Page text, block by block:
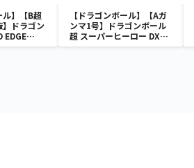
ル】【B超
】ドラゴン
EDGE
陣-5
【ドラゴンボール】【Aガ
ンマ1号】ドラゴンボール
超 スーパーヒーロー DXF-
ガンマ1号＆ガンマ2号-